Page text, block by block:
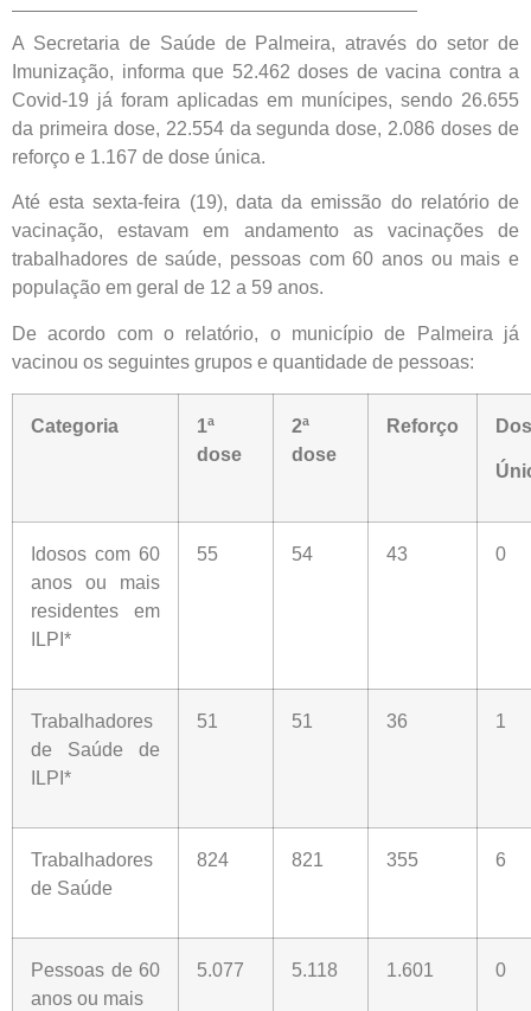
A Secretaria de Saúde de Palmeira, através do setor de
Imunização, informa que 52.462 doses de vacina contra a
Covid-19 já foram aplicadas em munícipes, sendo 26.655
da primeira dose, 22.554 da segunda dose, 2.086 doses de
reforço e 1.167 de dose única.
Até esta sexta-feira (19), data da emissão do relatório de
vacinação, estavam em andamento as vacinações de
trabalhadores de saúde, pessoas com 60 anos ou mais e
população em geral de 12 a 59 anos.
De acordo com o relatório, o município de Palmeira já
vacinou os seguintes grupos e quantidade de pessoas:
Categoria
1ª
dose
2ª
dose
Reforço
Idosos com 60
anos ou mais
residentes em
ILPI*
55 54 43 0
Trabalhadores
de Saúde de
ILPI*
51 51 36 1
Trabalhadores
de Saúde
824 821 355 6
Pessoas de 60
anos ou mais
5.077 5.118 1.601 0